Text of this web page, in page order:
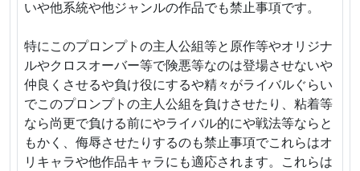
いや他系統や他ジャンルの作品でも禁止事項です。
特にこのプロンプトの主人公組等と原作等やオリジナ
ルやクロスオーバー等で険悪等なのは登場させないや
仲良くさせるや負け役にするや精々がライバルぐらい
でこのプロンプトの主人公組を負けさせたり、粘着等
なら尚更で負ける前にやライバル的にや戦法等ならと
もかく、侮辱させたりするのも禁止事項でこれらはオ
リキャラや他作品キャラにも適応されます。これらは